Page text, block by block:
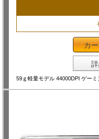
カ
59ｇ軽量モデル 44000DPI ゲーミ